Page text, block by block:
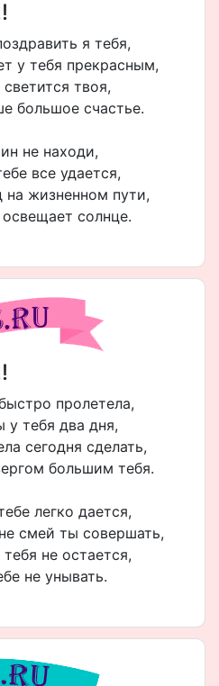
я тебя,
у тебя прекрасным,
твоя,
большое счастье.
не находи,
все удается,
на жизненном пути,
солнце.
пролетела,
у тебя два дня,
сегодня сделать,
большим тебя.
легко дается,
смей ты совершать,
не остается,
не унывать.